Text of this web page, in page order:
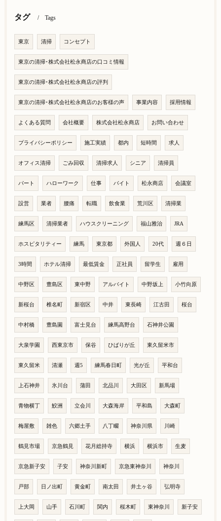
タグ Tags
東京 清掃 コンセプト
東京の清掃･株式会社松永商店の口コミ情報
東京の清掃･株式会社松永商店の評判
東京の清掃･株式会社松永商店のお客様の声 事業内容 採用情報
よくある質問 会社概要 株式会社松永商店 お問い合わせ
プライバシーポリシー 施工実績 都内 短時間 求人
オフィス清掃 ごみ回収 清掃求人 シニア 清掃員
パート ハローワーク 仕事 バイト 松永商店 会議室
設営 業者 腰痛 転職 飲食業 荒川区 清掃業
練馬区 清掃業者 ハウスクリーニング 福山雅治 JRA
ホスピタリティー 練馬 東京都 外国人 20代 週６日
3時間 ホテル清掃 最低賃金 正社員 留学生 雇用
中野区 豊島区 東中野 アルバイト 中野坂上 小竹向原
新桜台 椎名町 新宿区 中井 東長崎 江古田 桜台
中村橋 豊島園 富士見台 練馬高野台 石神井公園
大泉学園 西東京市 保谷 ひばりが丘 東久留米市
東久留米 清瀬 週5 練馬春日町 光が丘 平和台
上石神井 氷川台 蒲田 北品川 大田区 新馬場
青物横丁 鮫洲 立会川 大森海岸 平和島 大森町
梅屋敷 雑色 六郷土手 八丁畷 神奈川県 川崎
鶴見市場 京急鶴見 花月総持寺 横浜 横浜市 生麦
京急新子安 子安 神奈川新町 京急東神奈川 神奈川
戸部 日ノ出町 黄金町 南太田 井土ヶ谷 弘明寺
上大岡 山手 石川町 関内 桜木町 東神奈川 新子安